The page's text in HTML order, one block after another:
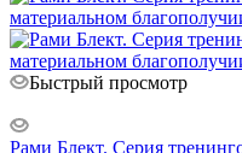
Быстрый просмотр
Рами Блект. Серия